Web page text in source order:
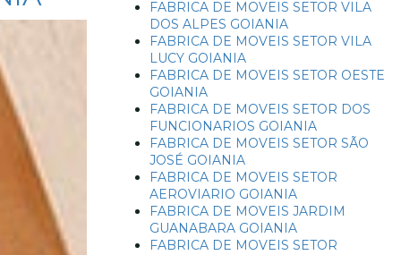
FABRICA DE MOVEIS SETOR VILA
DOS ALPES GOIANIA
FABRICA DE MOVEIS SETOR VILA
LUCY GOIANIA
FABRICA DE MOVEIS SETOR OESTE
GOIANIA
FABRICA DE MOVEIS SETOR DOS
FUNCIONARIOS GOIANIA
FABRICA DE MOVEIS SETOR SÃO
JOSÉ GOIANIA
FABRICA DE MOVEIS SETOR
AEROVIARIO GOIANIA
FABRICA DE MOVEIS JARDIM
GUANABARA GOIANIA
FABRICA DE MOVEIS SETOR